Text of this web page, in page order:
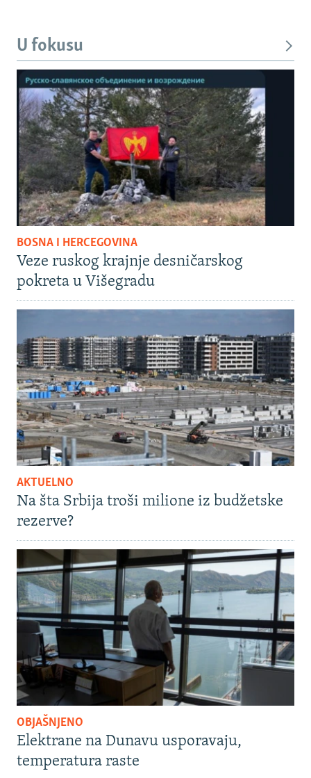
U fokusu
BOSNA I HERCEGOVINA
Veze ruskog krajnje desničarskog
pokreta u Višegradu
AKTUELNO
Na šta Srbija troši milione iz budžetske
rezerve?
OBJAŠNJENO
Elektrane na Dunavu usporavaju,
temperatura raste